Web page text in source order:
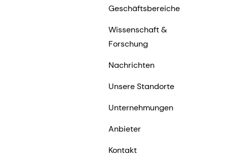
Geschäftsbereiche
Wissenschaft &
Forschung
Nachrichten
Unsere Standorte
Unternehmungen
Anbieter
Kontakt